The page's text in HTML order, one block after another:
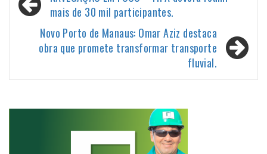
de
Post
mais de 30 mil participantes.
Novo Porto de Manaus: Omar Aziz destaca
obra que promete transformar transporte
fluvial.